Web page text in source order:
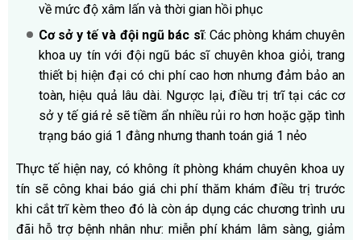
về mức độ xâm lấn và thời gian hồi phục
Cơ sở y tế và đội ngũ bác sĩ: Các phòng khám chuyên
khoa uy tín với đội ngũ bác sĩ chuyên khoa giỏi, trang
thiết bị hiện đại có chi phí cao hơn nhưng đảm bảo an
toàn, hiệu quả lâu dài. Ngược lại, điều trị trĩ tại các cơ
sở y tế giá rẻ sẽ tiềm ẩn nhiều rủi ro hơn hoặc gặp tình
trạng báo giá 1 đằng nhưng thanh toán giá 1 nẻo
Thực tế hiện nay, có không ít phòng khám chuyên khoa uy
tín sẽ công khai báo giá chi phí thăm khám điều trị trước
khi cắt trĩ kèm theo đó là còn áp dụng các chương trình ưu
đãi hỗ trợ bệnh nhân như: miễn phí khám lâm sàng, giảm